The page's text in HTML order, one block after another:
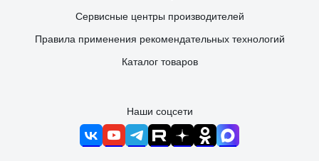
Сервисные центры производителей
Правила применения рекомендательных технологий
Каталог товаров
Наши соцсети